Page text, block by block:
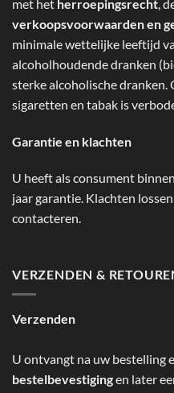
met het herroepingsrecht,
verkoopsvoorwaarden en
minimale wettelijke leeftijd
alcoholhoudende dranken
sterke alcoholische dranken.
sigaretten en tabak is
Garantie en klachten
U heeft als consument
jaar garantie. Klachten
contacteren.
VERZENDEN &
Verzenden
U ontvangt na uw bestelling
bestelbevestigingen later